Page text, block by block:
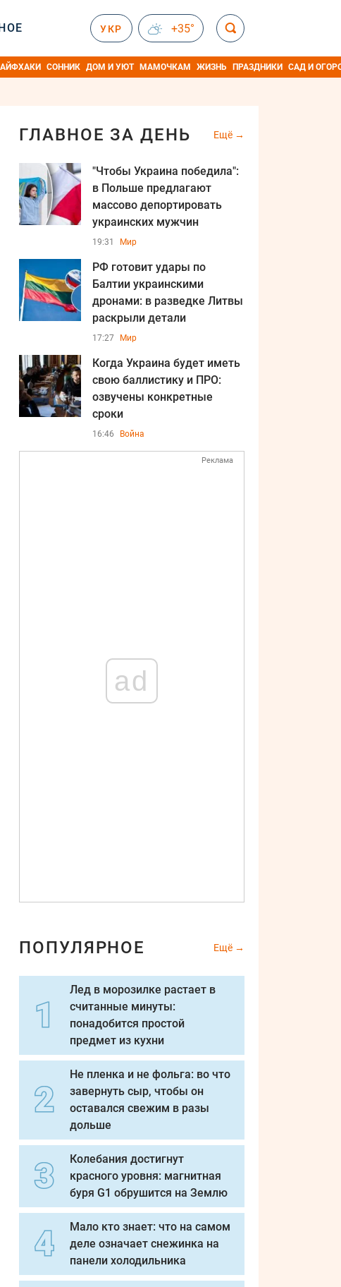
УКР +35°
СОННИК ДОМ И УЮТ МАМОЧКАМ ЖИЗНЬ ПРАЗДНИКИ САД И
ГЛАВНОЕ ЗА ДЕНЬ Ещё
"Чтобы Украина победила":
в Польше предлагают
массово депортировать
украинских мужчин
19:31 Мир
РФ готовит удары по
Балтии украинскими
дронами: в разведке Литвы
раскрыли детали
17:27 Мир
Когда Украина будет иметь
свою баллистику и ПРО:
озвучены конкретные
сроки
16:46 Война
Реклама
ad
ПОПУЛЯРНОЕ Ещё
Лед в морозилке растает в
считанные минуты:
понадобится простой
предмет из кухни
Не пленка и не фольга: во что
завернуть сыр, чтобы он
оставался свежим в разы
дольше
Колебания достигнут
красного уровня: магнитная
буря G1 обрушится на Землю
Мало кто знает: что на самом
деле означает снежинка на
панели холодильника